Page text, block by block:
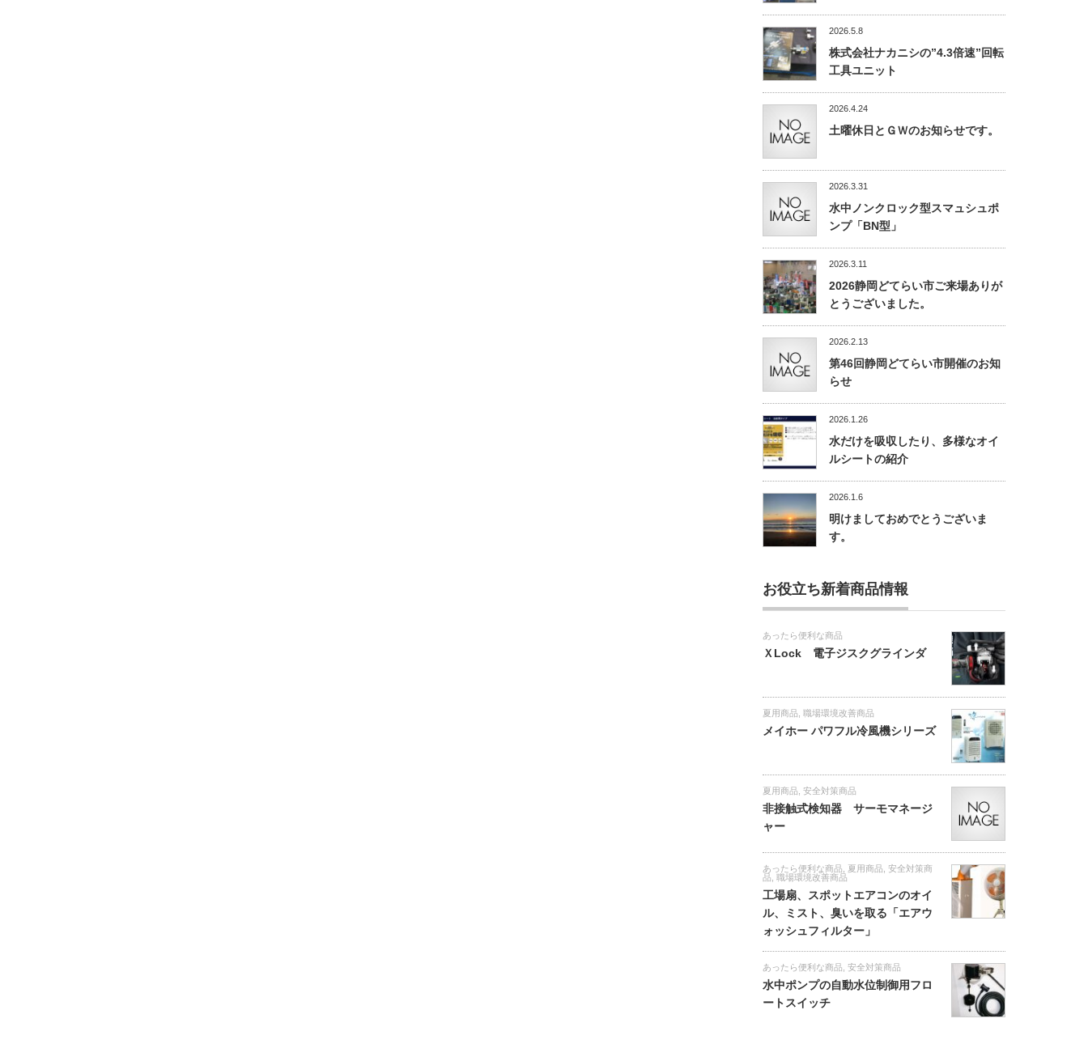
2026.5.8
株式会社ナカニシの”4.3倍速”回転
工具ユニット
2026.4.24
土曜休日とＧＷのお知らせです。
2026.3.31
水中ノンクロック型スマュシュポ
ンプ「BN型」
2026.3.11
2026静岡どてらい市ご来場ありが
とうございました。
2026.2.13
第46回静岡どてらい市開催のお知
らせ
2026.1.26
水だけを吸収したり、多様なオイ
ルシートの紹介
2026.1.6
明けましておめでとうございま
す。
お役立ち新着商品情報
あったら便利な商品
ＸLock 電子ジスクグラインダ
夏用商品 職場環境改善商品
メイホー パワフル冷風機シリーズ
夏用商品 安全対策商品
非接触式検知器 サーモマネージ
ャー
あったら便利な商品 夏用商品 安全対策商
品 職場環境改善商品
工場扇、スポットエアコンのオイ
ル、ミスト、臭いを取る「エアウ
ォッシュフィルター」
あったら便利な商品 安全対策商品
水中ポンプの自動水位制御用フロ
ートスイッチ